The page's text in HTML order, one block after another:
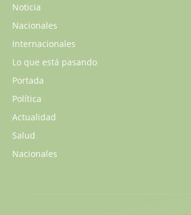
Noticia
Nacionales
Internacionales
Lo que está pasando
Portada
Política
Actualidad
Salud
Nacionales